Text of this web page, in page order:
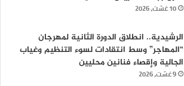
10 غشت، 2026
الرشيدية.. انطلاق الدورة الثانية لمهرجان
“المهاجر” وسط انتقادات لسوء التنظيم وغياب
الجالية وإقصاء فنانين محليين
9 غشت، 2026